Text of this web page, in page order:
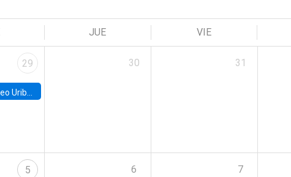
JUE VIE
29
de los Andes (Colombia)
30 31
5 6 7